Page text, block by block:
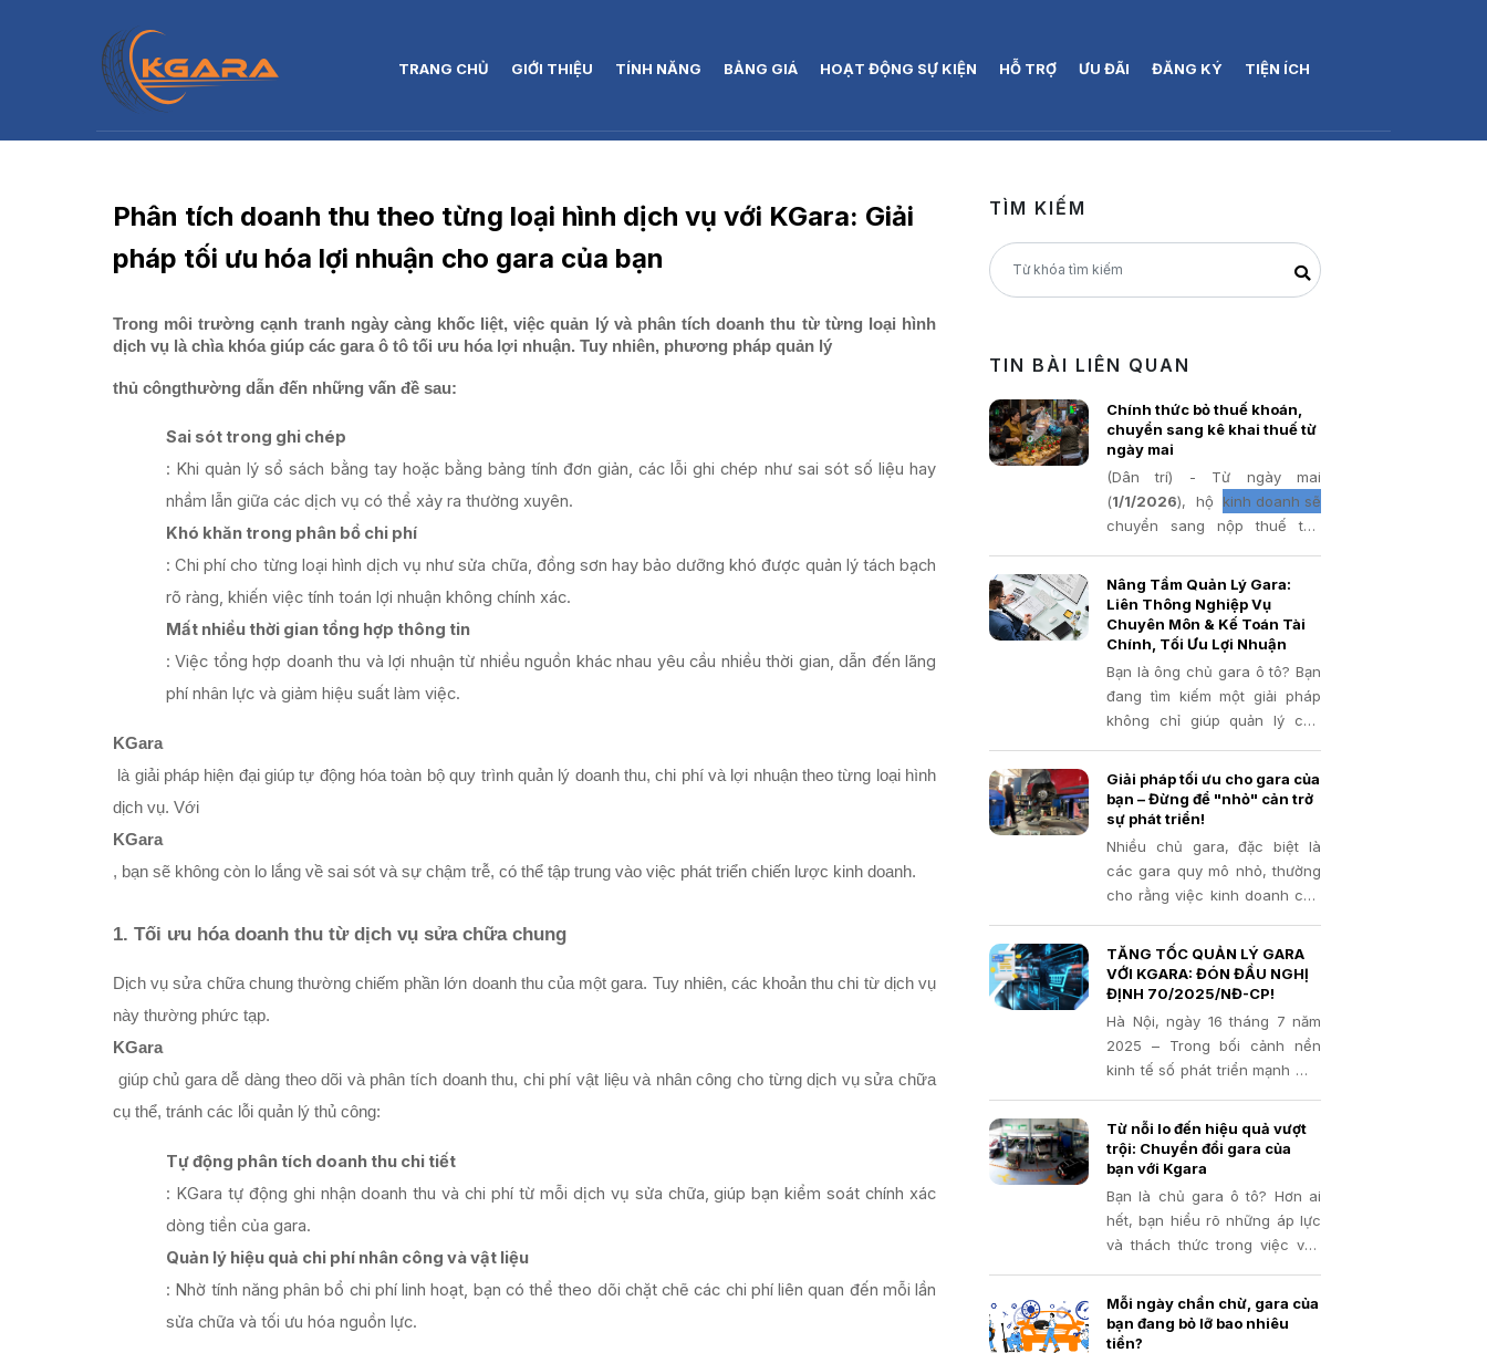
TRANG CHỦ GIỚI THIỆU TÍNH NĂNG BẢNG GIÁ HOẠT ĐỘNG SỰ KIỆN HỖ TRỢ ƯU ĐÃI ĐĂNG KÝ TIỆN ÍCH
TÌM KIẾM
TIN BÀI LIÊN QUAN
Chính thức bỏ thuế khoán,
chuyển sang kê khai thuế từ
ngày mai
(Dân trí) - Từ ngày mai
(1/1/2026), hộ kinh doanh sẽ
chuyển sang nộp thuế thu
thay vì thuế khoán. Dự kiến
khoảng 2,3 triệu hộ kinh
doanh sẽ không còn phải nộp
thuế.
Nâng Tầm Quản Lý Gara:
Liên Thông Nghiệp Vụ
Chuyên Môn & Kế Toán Tài
Chính, Tối Ưu Lợi Nhuận
Bạn là ông chủ gara ô tô? Bạn
đang tìm kiếm một giải pháp
không chỉ giúp quản lý các
dưỡng mà còn liên thông chặt
chẽ với hệ thống kế toán tài
chính, giúp bạn nắm bắt bức
tranh kinh doanh toàn diện và
tối ưu lợi nhuận? Nếu vậy,
Kgara chính là chìa khóa mà
Giải pháp tối ưu cho gara của
bạn – Đừng để "nhỏ" cản trở
sự phát triển!
Nhiều chủ gara, đặc biệt là
các gara quy mô nhỏ, thường
cho rằng việc kinh doanh của
phần mềm quản lý. Quan niệm
này có thể khiến bạn bỏ lỡ
những cơ hội phát triển và đối
mặt với những rủi ro tiềm ẩn
mà đôi khi, chính bạn cũng
không nhận ra.
TĂNG TỐC QUẢN LÝ GARA
VỚI KGARA: ĐÓN ĐẦU NGHỊ
ĐỊNH 70/2025/NĐ-CP!
Hà Nội, ngày 16 tháng 7 năm
2025 – Trong bối cảnh nền
kinh tế số phát triển mạnh mẽ,
lý và tuân thủ các quy định
pháp luật về thuế đang trở
thành ưu tiên hàng đầu của
mọi doanh nghiệp
Từ nỗi lo đến hiệu quả vượt
trội: Chuyển đổi gara của
bạn với Kgara
Bạn là chủ gara ô tô? Hơn ai
hết, bạn hiểu rõ những áp lực
và thách thức trong việc vận
Từ việc đảm bảo chất lượng
sửa chữa, hài lòng khách
hàng cho đến bài toán tối ưu
Mỗi ngày chần chừ, gara của
bạn đang bỏ lỡ bao nhiêu
tiền?
Phân tích doanh thu theo từng loại hình dịch vụ với KGara: Giải
pháp tối ưu hóa lợi nhuận cho gara của bạn
Trong môi trường cạnh tranh ngày càng khốc liệt, việc quản lý và phân tích doanh thu từ từng loại hình
dịch vụ là chìa khóa giúp các gara ô tô tối ưu hóa lợi nhuận. Tuy nhiên, phương pháp quản lý
thủ côngthường dẫn đến những vấn đề sau:
Sai sót trong ghi chép
: Khi quản lý sổ sách bằng tay hoặc bằng bảng tính đơn giản, các lỗi ghi chép như sai sót số liệu hay
nhầm lẫn giữa các dịch vụ có thể xảy ra thường xuyên.
Khó khăn trong phân bổ chi phí
: Chi phí cho từng loại hình dịch vụ như sửa chữa, đồng sơn hay bảo dưỡng khó được quản lý tách bạch
rõ ràng, khiến việc tính toán lợi nhuận không chính xác.
Mất nhiều thời gian tổng hợp thông tin
: Việc tổng hợp doanh thu và lợi nhuận từ nhiều nguồn khác nhau yêu cầu nhiều thời gian, dẫn đến lãng
phí nhân lực và giảm hiệu suất làm việc.
KGara
dịch vụ. Với
KGara
, bạn sẽ không còn lo lắng về sai sót và sự chậm trễ, có thể tập trung vào việc phát triển chiến lược kinh doanh.
1. Tối ưu hóa doanh thu từ dịch vụ sửa chữa chung
Dịch vụ sửa chữa chung thường chiếm phần lớn doanh thu của một gara. Tuy nhiên, các khoản thu chi từ dịch vụ
này thường phức tạp.
KGara
cụ thể, tránh các lỗi quản lý thủ công:
Tự động phân tích doanh thu chi tiết
: KGara tự động ghi nhận doanh thu và chi phí từ mỗi dịch vụ sửa chữa, giúp bạn kiểm soát chính xác
dòng tiền của gara.
Quản lý hiệu quả chi phí nhân công và vật liệu
: Nhờ tính năng phân bổ chi phí linh hoạt, bạn có thể theo dõi chặt chẽ các chi phí liên quan đến mỗi lần
sửa chữa và tối ưu hóa nguồn lực.